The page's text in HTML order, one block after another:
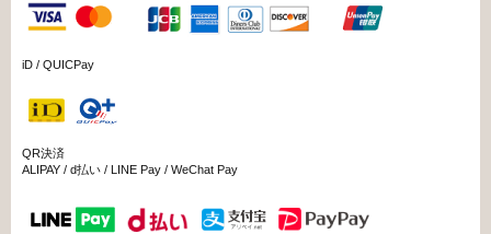
iD / QUICPay
QR決済
ALIPAY / d払い / LINE Pay / WeChat Pay